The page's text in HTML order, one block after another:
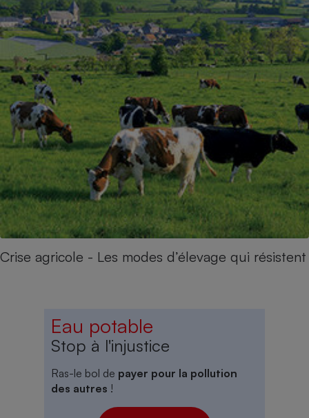
Crise agricole - Les modes d’élevage qui résistent
Eau potable
Stop à l'injustice
Ras-le bol de payer pour la pollution
des autres !